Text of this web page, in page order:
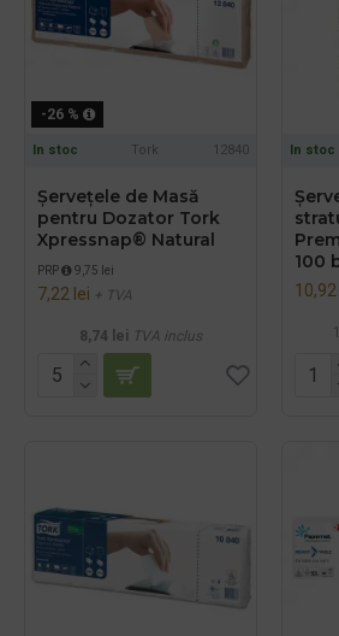
-26 %
In stoc Tork 12840
Șervețele de Masă
pentru Dozator Tork
Xpressnap® Natural
PRP 9,75 lei
7,22 lei + TVA
8,74 lei TVA inclus
In stoc
100
10,92